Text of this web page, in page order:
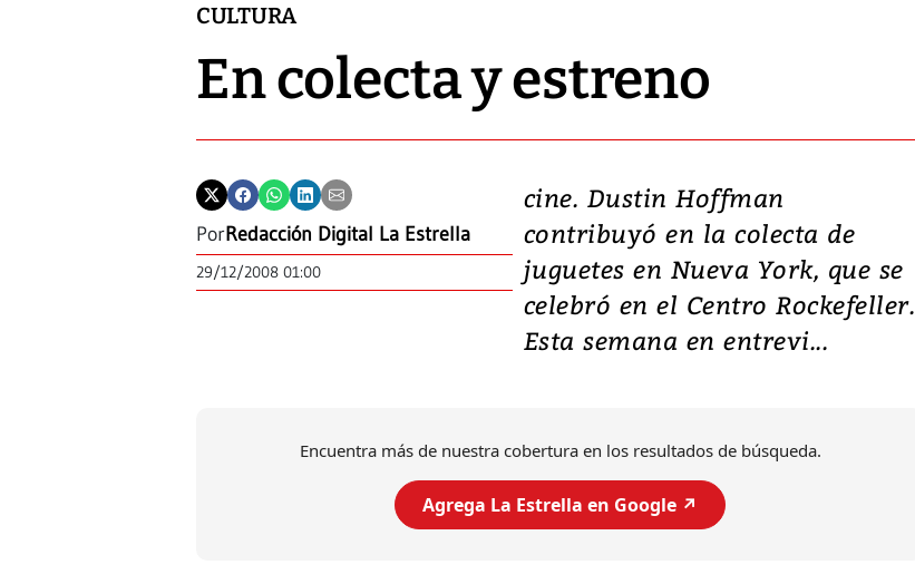
CULTURA
En colecta y estreno
PorRedacción Digital La Estrella
29/12/2008 01:00
cine. Dustin Hoffman
contribuyó en la colecta de
juguetes en Nueva York, que se
celebró en el Centro Rockefeller.
Esta semana en entrevi...
Encuentra más de nuestra cobertura en los resultados de búsqueda.
Agrega La Estrella en Google ↗️
Video, Japón: Terremoto
deja heridos y graves
daños en Kumamoto